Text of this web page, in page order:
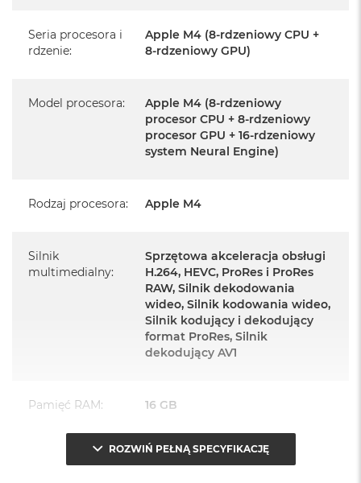
Zawartość zestawu:
Magic Keyboard
Zasilacz o mocy 143W
Najważniejsze cechy:
PASUJE WSZĘDZIE– Ten zaskakująco smukły, dostępny w
ozdobą, gdziekolwiek się pojawi.
zrobisz więcej szybciej. Bawisz się czy pracujesz, edytujesz
Seria procesora i
rdzenie:
Apple M4 (8-rdzeniowy CPU +
8-rdzeniowy GPU)
Model procesora:
Apple M4 (8-rdzeniowy
procesor CPU + 8-rdzeniowy
procesor GPU + 16-rdzeniowy
system Neural Engine)
Rodzaj procesora: Apple M4
Silnik
multimedialny:
Sprzętowa akceleracja obsługi
H.264, HEVC, ProRes i ProRes
RAW, Silnik dekodowania
wideo, Silnik kodowania wideo,
Silnik kodujący i dekodujący
format ProRes, Silnik
dekodujący AV1
Pamięć RAM: 16 GB
Zunifikowana
ROZWIŃ PEŁNĄ SPECYFIKACJĘ